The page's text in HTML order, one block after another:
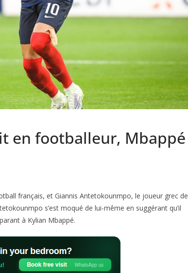
en footballeur, Mbappé
français, et Giannis Antetokounmpo, le joueur grec de
s’est moqué de lui-même en suggérant qu’il
à Kylian Mbappé.